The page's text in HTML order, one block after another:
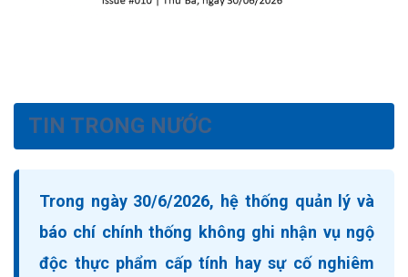
TIN TRONG NƯỚC
Trong ngày 30/6/2026, hệ thống quản lý và
báo chí chính thống không ghi nhận vụ ngộ
độc thực phẩm cấp tính hay sự cố nghiêm